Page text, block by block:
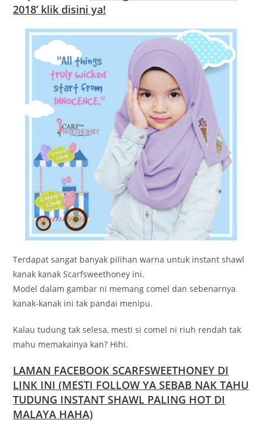
2018’ klik disini ya!
Terdapat sangat banyak pilihan warna untuk instant shawl
kanak kanak Scarfsweethoney ini.
Model dalam gambar ni memang comel dan sebenarnya
kanak-kanak ini tak pandai menipu.
Kalau tudung tak selesa, mesti si comel ni riuh rendah tak
mahu memakainya kan? Hihi.
LAMAN FACEBOOK SCARFSWEETHONEY DI
LINK INI (MESTI FOLLOW YA SEBAB NAK TAHU
TUDUNG INSTANT SHAWL PALING HOT DI
MALAYA HAHA)